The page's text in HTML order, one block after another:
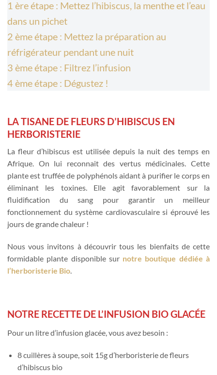
1 ère étape : Mettez l’hibiscus, la menthe et l’eau
dans un pichet
2 ème étape : Mettez la préparation au
réfrigérateur pendant une nuit
3 ème étape : Filtrez l’infusion
4 ème étape : Dégustez !
LA TISANE DE FLEURS D’HIBISCUS EN
HERBORISTERIE
La fleur d’hibiscus est utilisée depuis la nuit des temps en
Afrique. On lui reconnait des vertus médicinales. Cette
plante est truffée de polyphénols aidant à purifier le corps en
éliminant les toxines. Elle agit favorablement sur la
fluidification du sang pour garantir un meilleur
fonctionnement du système cardiovasculaire si éprouvé les
jours de grande chaleur !
Nous vous invitons à découvrir tous les bienfaits de cette
formidable plante disponible sur notre boutique dédiée à
l’herboristerie Bio.
NOTRE RECETTE DE L’INFUSION BIO GLACÉE
Pour un litre d’infusion glacée, vous avez besoin :
8 cuillères à soupe, soit 15g d’herboristerie de fleurs
d’hibiscus bio